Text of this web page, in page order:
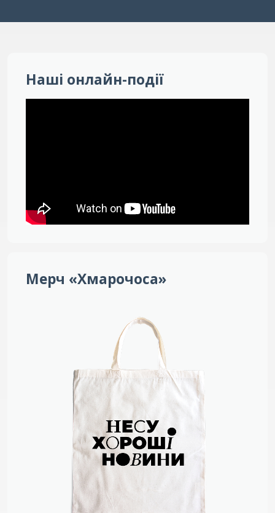
Наші онлайн-події
Мерч «Хмарочоса»